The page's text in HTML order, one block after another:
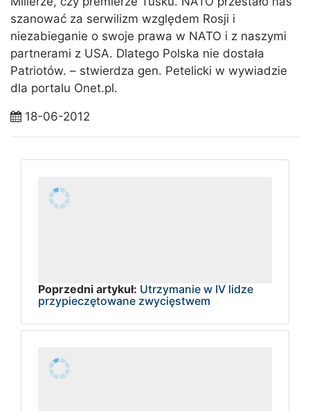
szanować za serwilizm względem Rosji i
niezabieganie o swoje prawa w NATO i z naszymi
partnerami z USA. Dlatego Polska nie dostała
Patriotów. – stwierdza gen. Petelicki w wywiadzie
dla portalu Onet.pl.
18-06-2012
Poprzedni artykuł: Utrzymanie w IV lidze
przypieczętowane zwycięstwem